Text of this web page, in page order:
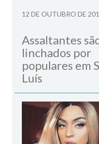
12 DE OUTUBRO DE
Assaltantes
linchados por
populares em
Luís